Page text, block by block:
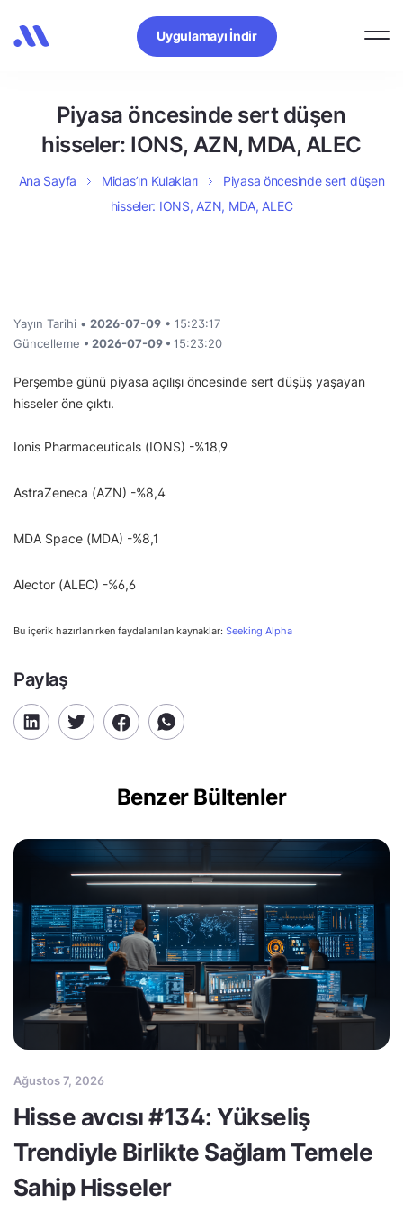
Uygulamayı İndir
Piyasa öncesinde sert düşen
hisseler: IONS, AZN, MDA, ALEC
Ana Sayfa Midas’ın Kulakları
Piyasa öncesinde sert düşen
hisseler: IONS, AZN, MDA, ALEC
Yayın Tarihi • 2026-07-09 • 15:23:17
Güncelleme • 2026-07-09 • 15:23:20
Perşembe günü piyasa açılışı öncesinde sert düşüş yaşayan
hisseler öne çıktı.
Ionis Pharmaceuticals (IONS) -%18,9
AstraZeneca (AZN) -%8,4
MDA Space (MDA) -%8,1
Alector (ALEC) -%6,6
Bu içerik hazırlanırken faydalanılan kaynaklar: Seeking Alpha
Paylaş
Benzer Bültenler
Ağustos 7, 2026
Hisse avcısı #134: Yükseliş
Trendiyle Birlikte Sağlam Temele
Sahip Hisseler